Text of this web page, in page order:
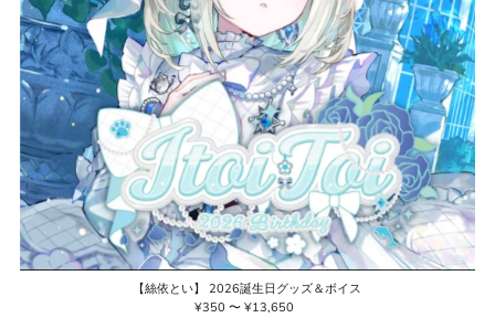
【絲依とい】 2026誕生日グッズ＆ボイス
通
¥350 〜 ¥13,650